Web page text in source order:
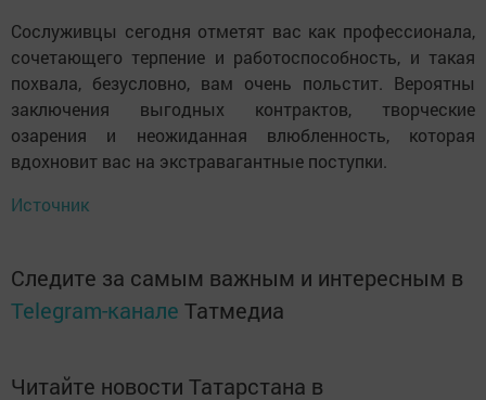
Сослуживцы сегодня отметят вас как профессионала,
сочетающего терпение и работоспособность, и такая
похвала, безусловно, вам очень польстит. Вероятны
заключения выгодных контрактов, творческие
озарения и неожиданная влюбленность, которая
вдохновит вас на экстравагантные поступки.
Источник
Следите за самым важным и интересным в
Telegram-канале Татмедиа
Читайте новости Татарстана в